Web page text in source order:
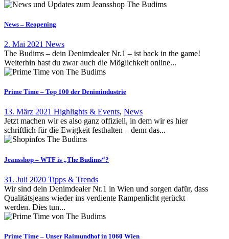
News – Reopening
2. Mai 2021 News
The Budims – dein Denimdealer Nr.1 – ist back in the game!
Weiterhin hast du zwar auch die Möglichkeit online...
Prime Time – Top 100 der Denimindustrie
13. März 2021 Highlights & Events, News
Jetzt machen wir es also ganz offiziell, in dem wir es hier
schriftlich für die Ewigkeit festhalten – denn das...
Jeansshop – WTF is „The Budims“?
31. Juli 2020 Tipps & Trends
Wir sind dein Denimdealer Nr.1 in Wien und sorgen dafür, dass
Qualitätsjeans wieder ins verdiente Rampenlicht gerückt
werden. Dies tun...
Prime Time – Unser Raimundhof in 1060 Wien